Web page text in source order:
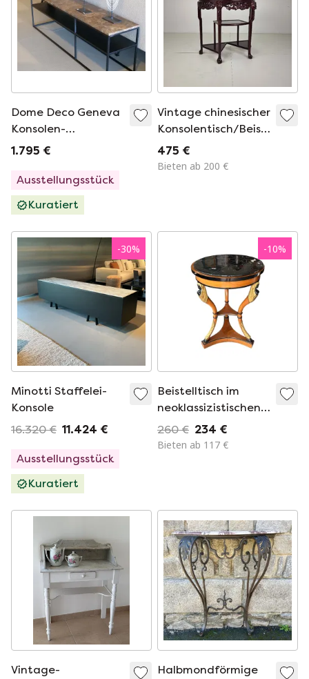
Dome Deco Geneva
Konsolen-
Beistelltisch
1.795 €
Ausstellungsstück
Kuratiert
Vintage chinesischer
Konsolentisch/Beistelltisch
aus Hartholz mit
Marmorplatte
475 €
Bieten ab 200 €
-30%
Minotti Staffelei-
Konsole
16.320 € 11.424 €
Ausstellungsstück
Kuratiert
-10%
Beistelltisch im
neoklassizistischen
Stil mit
Marmorplatte
260 € 234 €
Bieten ab 117 €
Vintage-
Halbmondförmige